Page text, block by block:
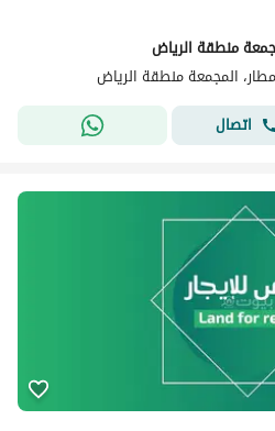
منطقة الرياض
المجمعة منطقة الرياض
اتصال